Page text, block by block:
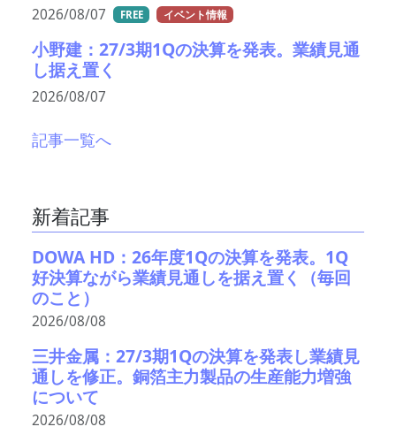
2026/08/07 FREE イベント情報
小野建：27/3期1Qの決算を発表。業績見通
し据え置く
2026/08/07
記事一覧へ
新着記事
DOWA HD：26年度1Qの決算を発表。1Q
好決算ながら業績見通しを据え置く（毎回
のこと）
2026/08/08
三井金属：27/3期1Qの決算を発表し業績見
通しを修正。銅箔主力製品の生産能力増強
について
2026/08/08